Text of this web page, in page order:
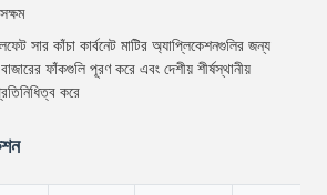
সার কাঁচা কার্বনেট মাটির অ্যাপ্লিকেশনগুলির জন্য
ফাঁকগুলি পূরণ করে এবং দেশীয় শীর্ষস্থানীয়
করে